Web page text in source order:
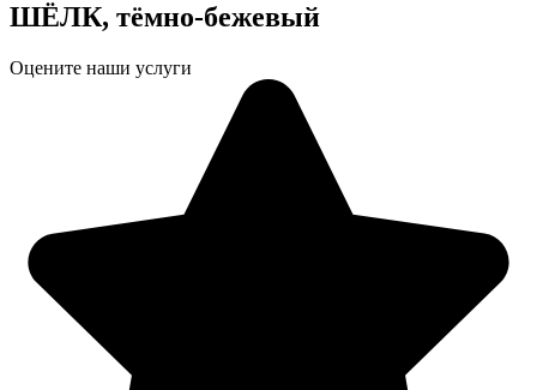
ШЁЛК, тёмно-бежевый
Оцените наши услуги